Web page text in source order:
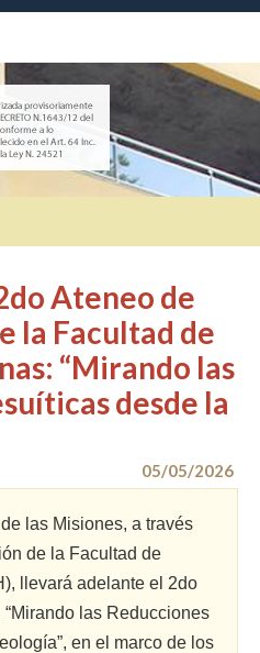
Ateneo de
la Facultad de
“Mirando las
desde la
05/05/2026
las Misiones, a través
de la Facultad de
llevará adelante el 2do
las Reducciones
en el marco de los